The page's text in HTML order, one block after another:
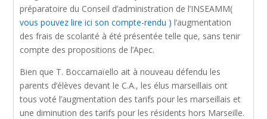
préparatoire du Conseil d’administration de l’INSEAMM(
vous pouvez lire ici son compte-rendu )l’augmentation
des frais de scolarité à été présentée telle que, sans tenir
compte des propositions de l’Apec.
Bien que T. Boccamaïello ait à nouveau défendu les
parents d’élèves devant le C.A., les élus marseillais ont
tous voté l’augmentation des tarifs pour les marseillais et
une diminution des tarifs pour les résidents hors Marseille.